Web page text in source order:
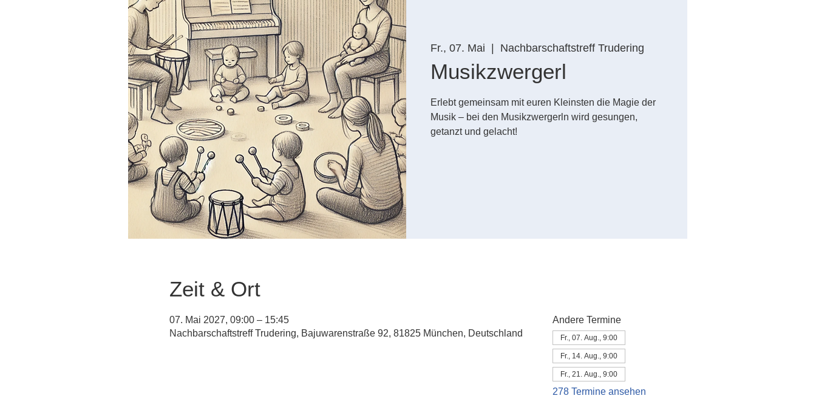
Fr., 07. Mai Nachbarschaftstreff Trudering
Musikzwergerl
Erlebt gemeinsam mit euren Kleinsten die Magie der
Musik – bei den Musikzwergerln wird gesungen,
getanzt und gelacht!
Zeit & Ort
07. Mai 2027, 09:00 – 15:45
Nachbarschaftstreff Trudering, Bajuwarenstraße 92, 81825 München, Deutschland
Andere Termine
Fr., 07. Aug., 9:00
Fr., 14. Aug., 9:00
Fr., 21. Aug., 9:00
278 Termine ansehen